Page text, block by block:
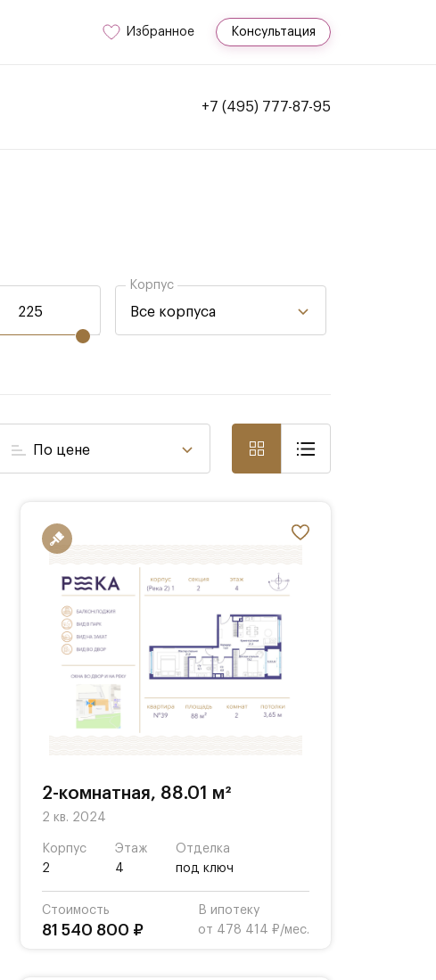
Избранное Консультация
+7 (495) 777-87-95
Корпус
Все корпуса
По цене
2-комнатная, 88.01 м²
2 кв. 2024
Корпус
2
Этаж
4
Отделка
под ключ
Стоимость
81 540 800 ₽
В ипотеку
от 478 414 ₽/мес.